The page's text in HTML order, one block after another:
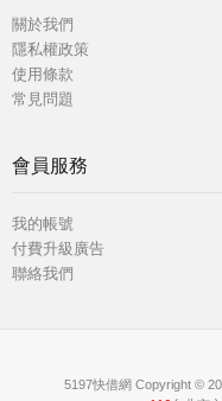
關於我們
隱私權政策
使用條款
常見問題
會員服務
我的帳號
付費升級廣告
聯絡我們
5197快借網 Copyright ©